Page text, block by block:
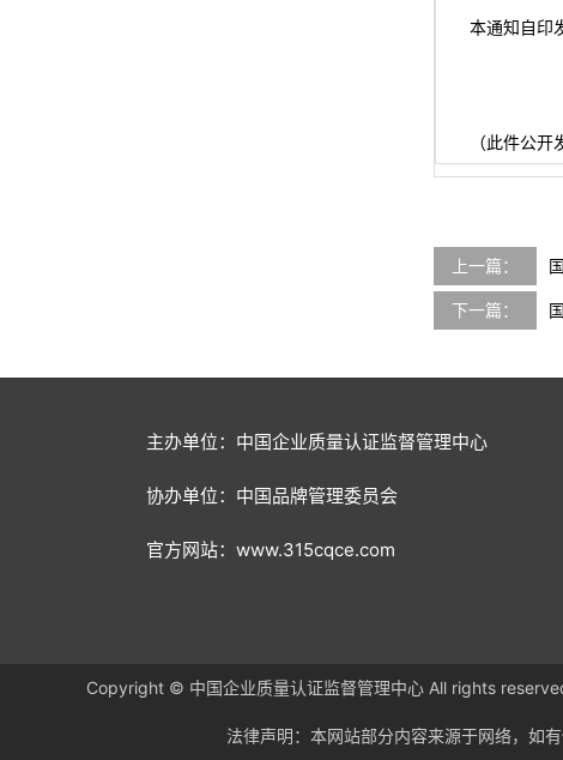
本通知自印
（此件公开
上一篇：
下一篇：
主办单位：中国企业质量认证监督管理中心
协办单位：中国品牌管理委员会
官方网站：www.315cqce.com
Copyright © 中国企业质量认证监督管理中心 All rights
法律声明：本网站部分内容来源于网络，如